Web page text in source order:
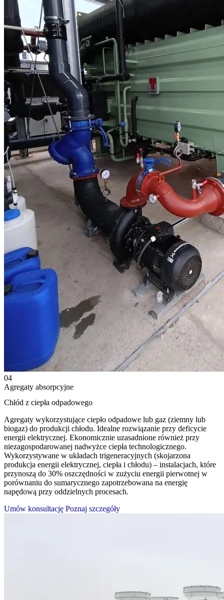
04
Agregaty absorpcyjne
Chłód z ciepła odpadowego
Agregaty wykorzystujące ciepło odpadowe lub gaz (ziemny lub
biogaz) do produkcji chłodu. Idealne rozwiązanie przy deficycie
energii elektrycznej. Ekonomicznie uzasadnione również przy
niezagospodarowanej nadwyżce ciepła technologicznego.
Wykorzystywane w układach trigeneracyjnych (skojarzona
produkcja energii elektrycznej, ciepła i chłodu) – instalacjach, które
przynoszą do 30% oszczędności w zużyciu energii pierwotnej w
porównaniu do sumarycznego zapotrzebowana na energię
napędową przy oddzielnych procesach.
Umów konsultację Poznaj szczegóły